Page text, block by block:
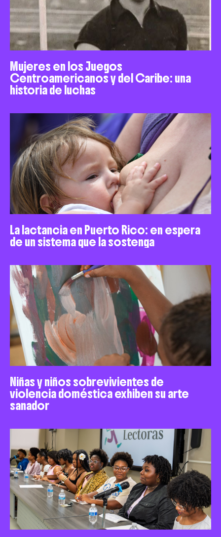
Mujeres en los Juegos
Centroamericanos y del Caribe: una
historia de luchas
La lactancia en Puerto Rico: en espera
de un sistema que la sostenga
Niñas y niños sobrevivientes de
violencia doméstica exhiben su arte
sanador